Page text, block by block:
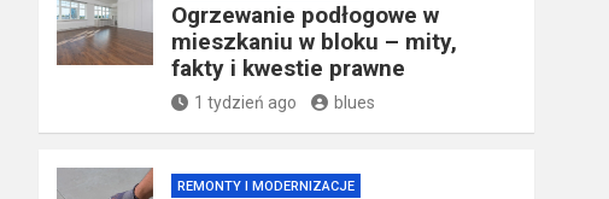
Ogrzewanie podłogowe w
mieszkaniu w bloku – mity,
fakty i kwestie prawne
1 tydzień ago blues
REMONTY I MODERNIZACJE